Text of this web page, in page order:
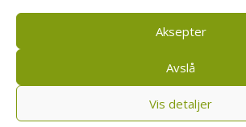
Aksepter
Avslå
Vis detaljer
serien vår om kusignal i eit
Bondevennen AS, Pb 208, sentrum,